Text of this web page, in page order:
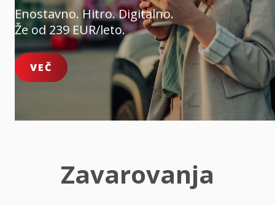
Enostavno. Hitro. Digitalno.
Že od 239 EUR/leto.
VEČ
Zavarovanja